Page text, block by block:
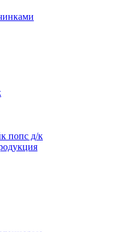
попс д/к